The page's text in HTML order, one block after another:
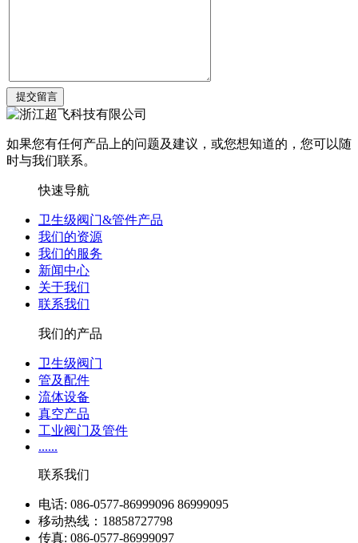
如果您有任何产品上的问题及建议，或您想知道的，您可以随
时与我们联系。
快速导航
卫生级阀门&管件产品
我们的资源
我们的服务
新闻中心
关于我们
联系我们
我们的产品
卫生级阀门
管及配件
流体设备
真空产品
工业阀门及管件
......
联系我们
电话: 086-0577-86999096 86999095
移动热线：18858727798
传真: 086-0577-86999097